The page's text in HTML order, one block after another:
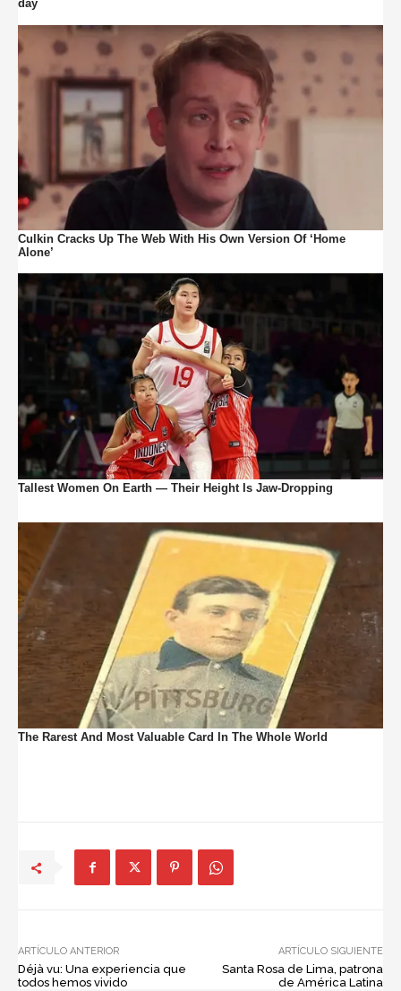
ARTÍCULO ANTERIOR
Déjà vu: Una experiencia que
todos hemos vivido
ARTÍCULO SIGUIENTE
Santa Rosa de Lima, patrona
de América Latina